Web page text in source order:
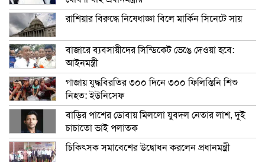
রাশিয়ার বিরুদ্ধে নিষেধাজ্ঞা বিলে মার্কিন সিনেটে সায়
বাজারে ব্যবসায়ীদের সিন্ডিকেট ভেঙে দেওয়া হবে:
আইনমন্ত্রী
গাজায় যুদ্ধবিরতির ৩০০ দিনে ৩০০ ফিলিস্তিনি শিশু
নিহত: ইউনিসেফ
বাড়ির পাশের ডোবায় মিললো যুবদল নেতার লাশ, দুই
চাচাতো ভাই পলাতক
চিকিৎসক সমাবেশের উদ্বোধন করলেন প্রধানমন্ত্রী